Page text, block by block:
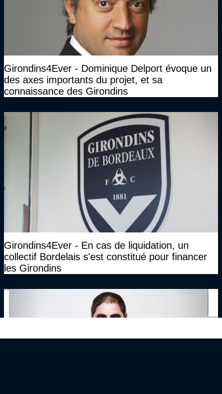
Girondins4Ever - Dominique Delport évoque un
des axes importants du projet, et sa
connaissance des Girondins
Girondins4Ever - En cas de liquidation, un
collectif Bordelais s'est constitué pour financer
les Girondins